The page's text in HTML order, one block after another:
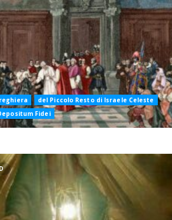
del Piccolo Resto di Israele Celeste
Fidei